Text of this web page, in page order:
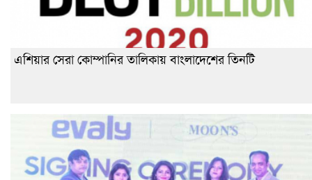
এশিয়ার সেরা কোম্পানির তালিকায় বাংলাদেশের তিনটি